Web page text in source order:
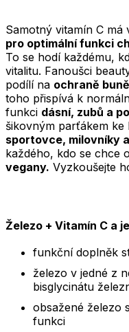
Samotný vitamín C
pro optimální funkci
To se hodí každému,
vitalitu. Fanoušci
podílí na ochraně
toho přispívá k
funkci dásní, zubů a
šikovným parťákem
sportovce, milovníky
každého, kdo se chce
vegany. Vyzkoušejte
Železo + Vitamín C a
funkční doplněk
železo v jedné z
bisglycinátu
obsažené železo
funkci